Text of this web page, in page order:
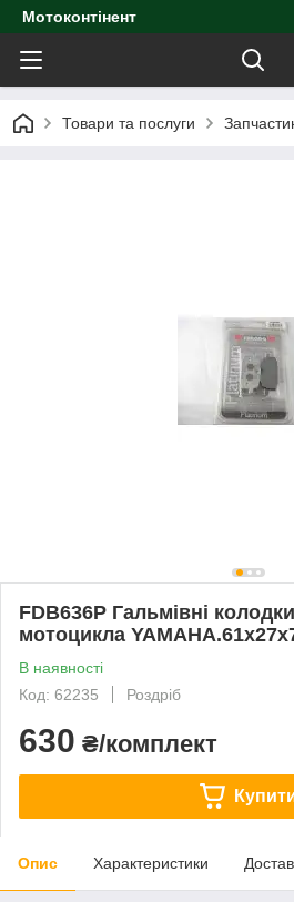
Мотоконтінент
Товари та послуги
FDB636P Гальмівні
мотоцикла
В наявності
Код: 62235
Роздріб
630 ₴/комплект
Опис Характеристики